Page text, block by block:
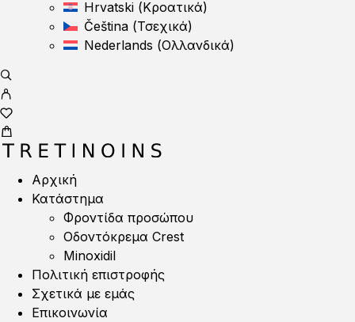
Hrvatski (Κροατικά)
Čeština (Τσεχικά)
Nederlands (Ολλανδικά)
Αρχική
Κατάστημα
Φροντίδα προσώπου
Οδοντόκρεμα Crest
Minoxidil
Πολιτική επιστροφής
Σχετικά με εμάς
Επικοινωνία